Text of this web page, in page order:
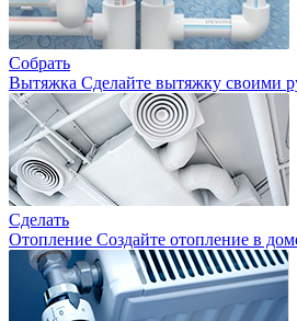
Собрать
Вытяжка Сделайте вытяжку своими
Сделать
Отопление Создайте отопление в